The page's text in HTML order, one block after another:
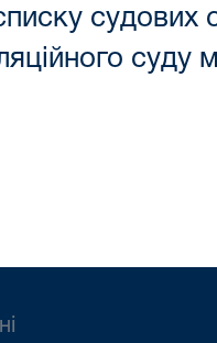
судових
суду